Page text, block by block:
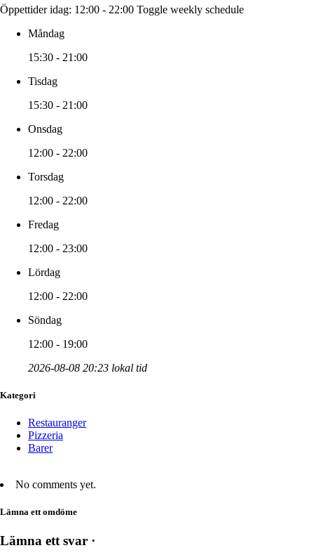
Öppettider idag: 12:00 - 22:00 Toggle weekly schedule
Måndag
15:30 - 21:00
Tisdag
15:30 - 21:00
Onsdag
12:00 - 22:00
Torsdag
12:00 - 22:00
Fredag
12:00 - 23:00
Lördag
12:00 - 22:00
Söndag
12:00 - 19:00
2026-08-08 20:23 lokal tid
Kategori
Restauranger
Pizzeria
Barer
No comments yet.
Lämna ett omdöme
Lämna ett svar ·